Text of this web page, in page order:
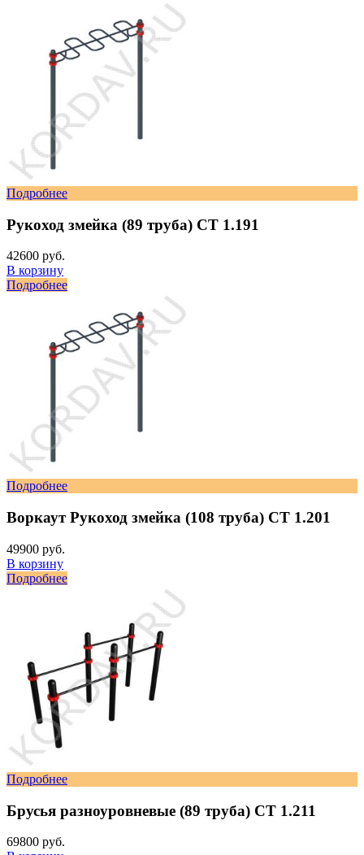
Подробнее
Рукоход змейка (89 труба) СТ 1.191
42600 руб.
В корзину
Подробнее
Подробнее
Воркаут Рукоход змейка (108 труба) СТ 1.201
49900 руб.
В корзину
Подробнее
Подробнее
Брусья разноуровневые (89 труба) СТ 1.211
69800 руб.